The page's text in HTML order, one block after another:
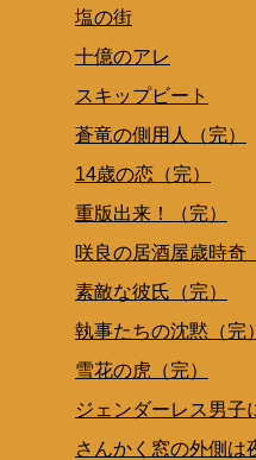
塩の街
十億のアレ
スキップビート
蒼竜の側用人（完）
14歳の恋（完）
重版出来！（完）
咲良の居酒屋歳時奇
素敵な彼氏（完）
執事たちの沈黙（完）
雪花の虎（完）
ジェンダーレス男子
さんかく窓の外側は